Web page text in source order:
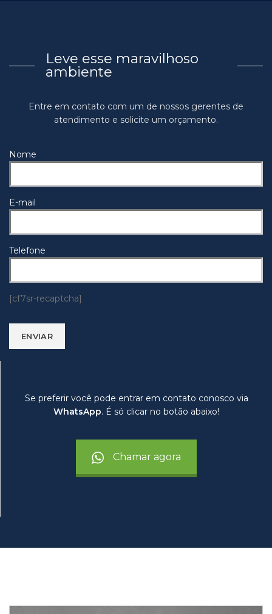
Leve esse maravilhoso
ambiente
Entre em contato com um de nossos gerentes de
atendimento e solicite um orçamento.
Nome
E-mail
Telefone
[cf7sr-recaptcha]
Se preferir você pode entrar em contato conosco via
WhatsApp. É só clicar no botão abaixo!
Chamar agora